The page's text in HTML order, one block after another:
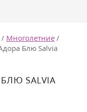
/ Многолетние /
Блю Salvia
SALVIA